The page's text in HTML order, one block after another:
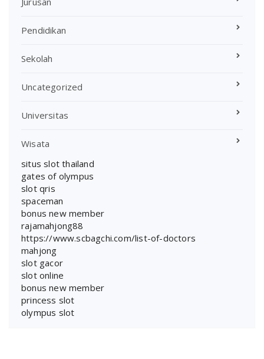
Pendidikan
Sekolah
Uncategorized
Universitas
Wisata
situs slot thailand
gates of olympus
slot qris
spaceman
bonus new member
rajamahjong88
https://www.scbagchi.com/list-of-doctors
mahjong
slot gacor
slot online
bonus new member
princess slot
olympus slot